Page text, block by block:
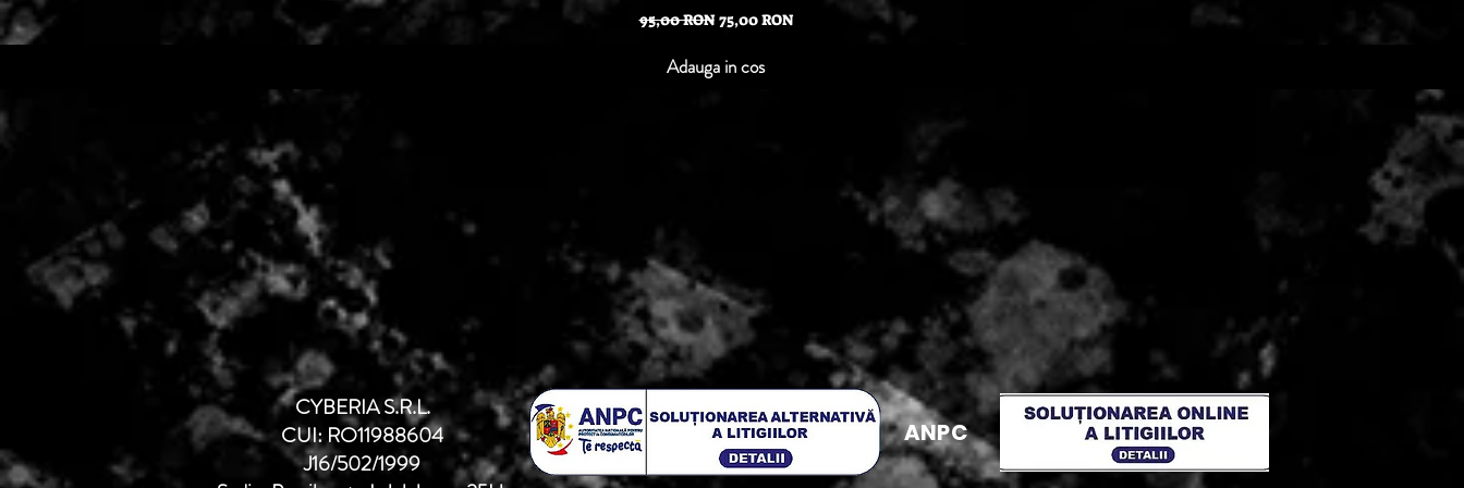
Preț normal
95,00 RON Preț redus
75,00 RON
Adauga in cos
CYBERIA S.R.L.
CUI: RO11988604
J16/502/1999
ANPC